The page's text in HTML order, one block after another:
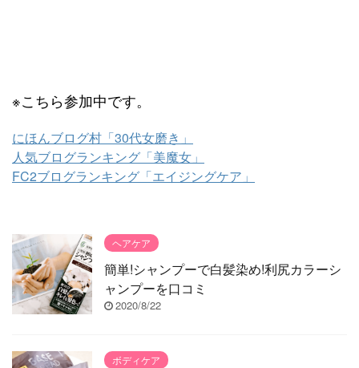
※こちら参加中です。
にほんブログ村「30代女磨き」
人気ブログランキング「美魔女」
FC2ブログランキング「エイジングケア」
ヘアケア
簡単!シャンプーで白髪染め!利尻カラーシ
ャンプーを口コミ
2020/8/22
ボディケア